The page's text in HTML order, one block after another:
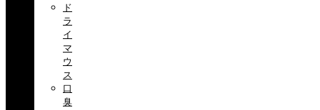
ド
ラ
イ
マ
ウ
ス
口
臭